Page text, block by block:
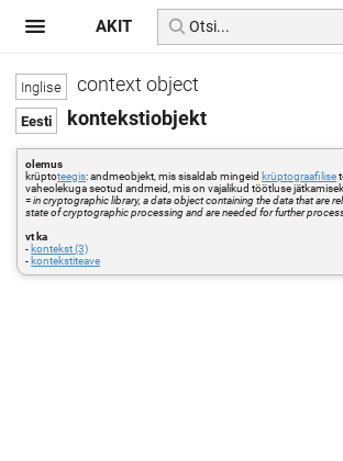
context object
kontekstiobjekt
olemus
krüptoteegis: andmeobjekt, mis sisaldab mingeid krüptograafilise
vaheolekuga seotud andmeid, mis on vajalikud töötluse
=in cryptographic library, a data object containing the data that are
state of cryptographic processing and are needed for further
vt ka
- kontekst (3)
- kontekstiteave
AKIT